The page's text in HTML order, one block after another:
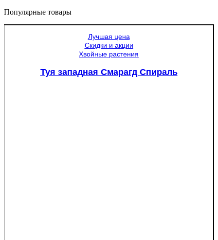
Популярные товары
Лучшая цена
Скидки и акции
Хвойные растения
Туя западная Смарагд Спираль